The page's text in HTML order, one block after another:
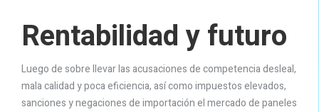
Rentabilidad y futuro
Luego de sobre llevar las acusaciones de competencia desleal,
mala calidad y poca eficiencia, así como impuestos elevados,
sanciones y negaciones de importación el mercado de paneles